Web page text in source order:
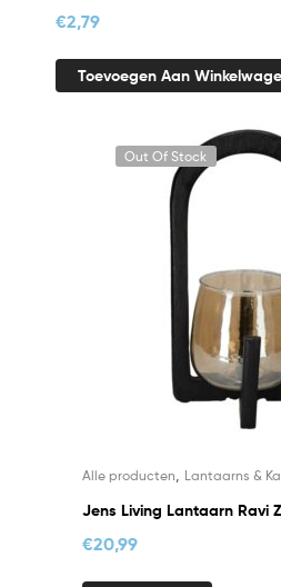
€2,79
Toevoegen Aan
Out Of Stock
Alle producten Lantaarns &
Jens Living Lantaarn Ravi
€20,99